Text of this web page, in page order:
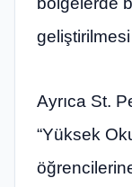
Ayrıca St.
“Yüksek